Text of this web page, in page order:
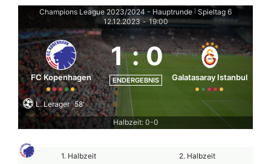
Champions League 2023/2024 - Hauptrunde Spieltag 6
12.12.2023 - 19:00
FC Kopenhagen
1 :0
ENDERGEBNIS Galatasaray Istanbul
L. Lerager 58'
Halbzeit: 0-0
1. Halbzeit 2. Halbzeit